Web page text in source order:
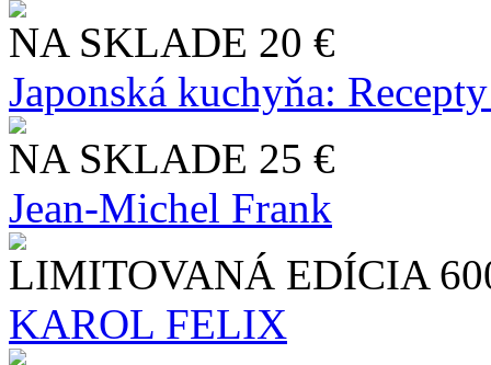
NA SKLADE 20 €
Japonská kuchyňa:
NA SKLADE 25 €
Jean-Michel Frank
LIMITOVANÁ EDÍCIA
KAROL FELIX